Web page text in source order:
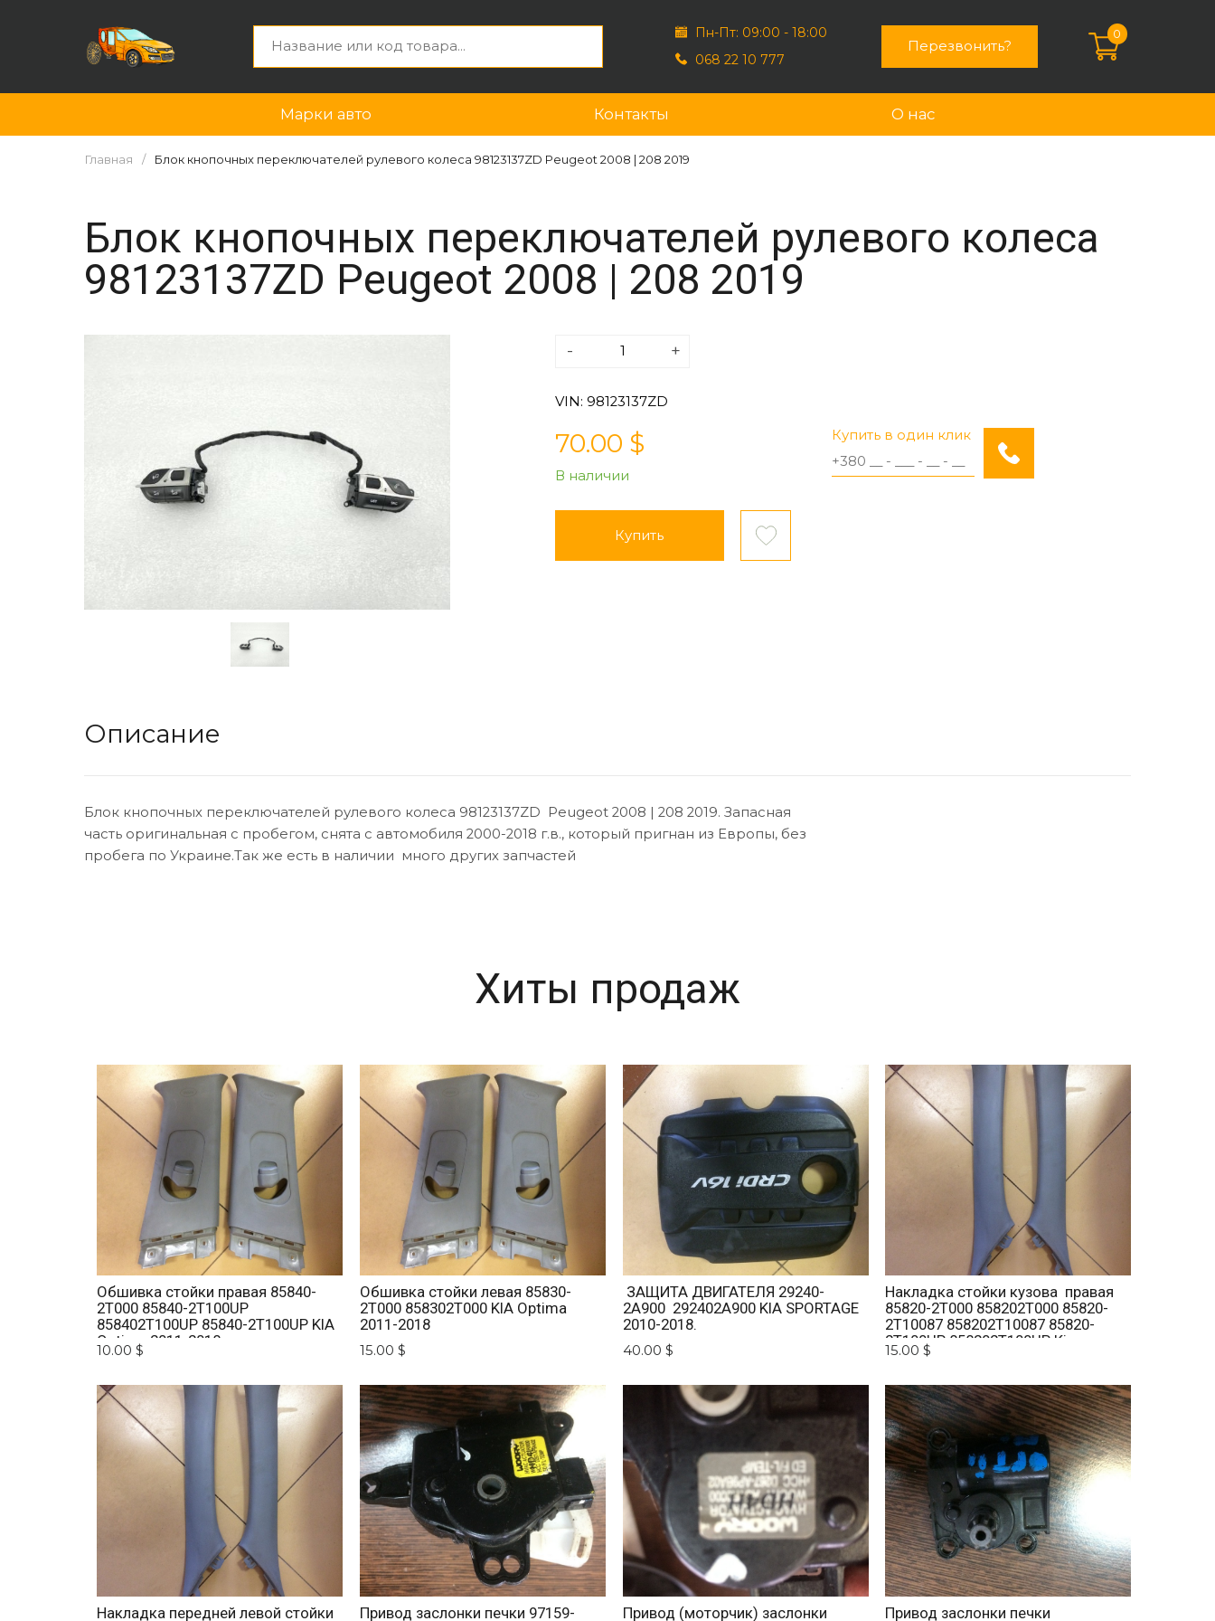
Пн-Пт: 09:00 - 18:00
068 22 10 777
Перезвонить?
0
Марки авто Контакты О нас
Главная Блок кнопочных переключателей рулевого колеса 98123137ZD Peugeot 2008 | 208 2019
Блок кнопочных переключателей рулевого колеса
98123137ZD Peugeot 2008 | 208 2019
- +
VIN: 98123137ZD
70.00 $
В наличии
Купить в один клик
Купить
Описание
Блок кнопочных переключателей рулевого колеса 98123137ZD Peugeot 2008 | 208 2019. Запасная
часть оригинальная с пробегом, снята с автомобиля 2000-2018 г.в., который пригнан из Европы, без
пробега по Украине.Так же есть в наличии много других запчастей
Хиты продаж
Обшивка стойки правая 85840-
2T000 85840-2T100UP
858402T100UP 85840-2T100UP KIA
Optima 2011-2018
10.00 $
Обшивка стойки левая 85830-
2T000 858302T000 KIA Optima
2011-2018
15.00 $
ЗАЩИТА ДВИГАТЕЛЯ 29240-
2A900 292402A900 KIA SPORTAGE
2010-2018.
40.00 $
Накладка стойки кузова правая
85820-2T000 858202T000 85820-
2T10087 858202T10087 85820-
2T100UP 858202T100UP Kia
Optima 2010 -2015
15.00 $
Накладка передней левой стойки
Привод заслонки печки 97159-
Привод (моторчик) заслонки
Привод заслонки печки